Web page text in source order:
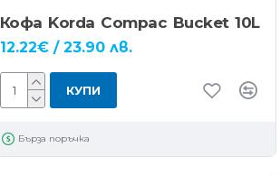
Кофа Korda Compac Bucket 10L
12.22€ / 23.90 лв.
КУПИ
Бърза поръчка